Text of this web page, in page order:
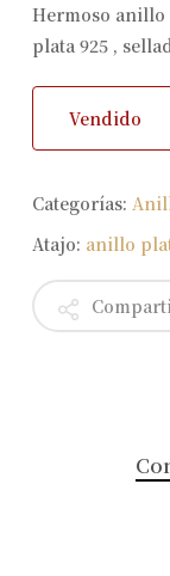
Hermoso anillo
plata 925 ,
Vendido
Categorías:
Atajo: anillo